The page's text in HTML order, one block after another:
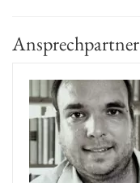
Ansprechpartner